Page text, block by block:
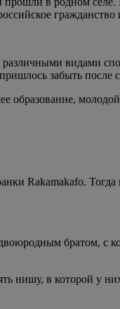
видами
забыть
Rakamakafo.
братом, с
нишу, в которой у